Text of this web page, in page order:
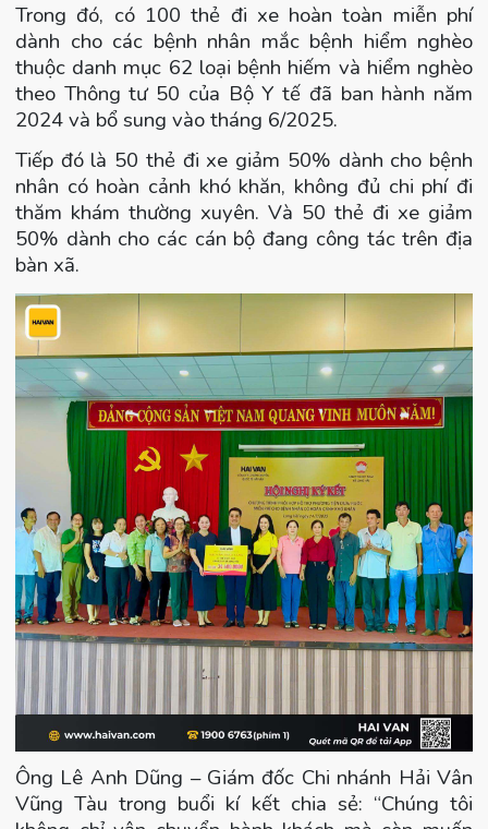
Trong đó, có 100 thẻ đi xe hoàn toàn miễn phí
dành cho các bệnh nhân mắc bệnh hiểm nghèo
thuộc danh mục 62 loại bệnh hiếm và hiểm nghèo
theo Thông tư 50 của Bộ Y tế đã ban hành năm
2024 và bổ sung vào tháng 6/2025.
Tiếp đó là 50 thẻ đi xe giảm 50% dành cho bệnh
nhân có hoàn cảnh khó khăn, không đủ chi phí đi
thăm khám thường xuyên. Và 50 thẻ đi xe giảm
50% dành cho các cán bộ đang công tác trên địa
bàn xã.
Ông Lê Anh Dũng – Giám đốc Chi nhánh Hải Vân
Vũng Tàu trong buổi kí kết chia sẻ: “Chúng tôi